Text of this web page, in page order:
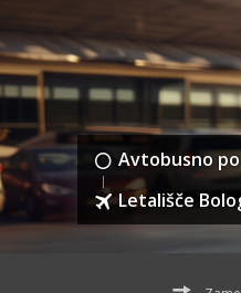
Avtobusno
Letališče